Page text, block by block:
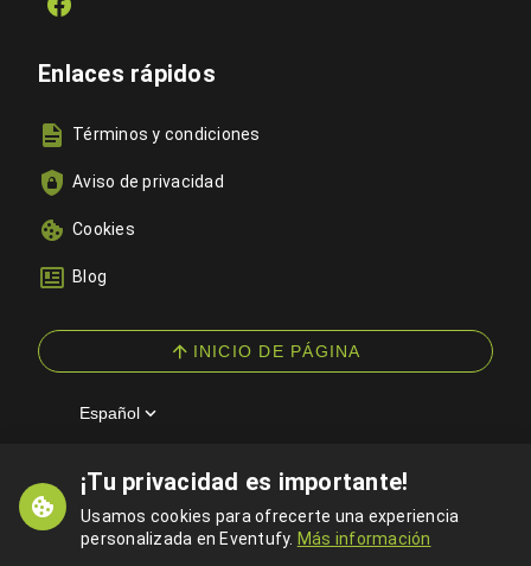
¡Tu privacidad es importante!
Usamos cookies para ofrecerte una experiencia
personalizada en Eventufy. Más información
Enlaces rápidos
Términos y condiciones
Aviso de privacidad
Cookies
Blog
INICIO DE PÁGINA
Español